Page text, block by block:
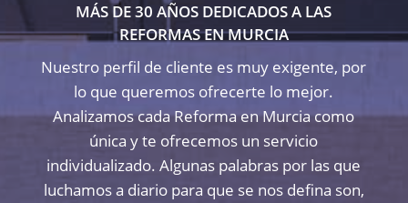
MÁS DE 30 AÑOS DEDICADOS A LAS
REFORMAS EN MURCIA
Nuestro perfil de cliente es muy exigente, por
lo que queremos ofrecerte lo mejor.
Analizamos cada Reforma en Murcia como
única y te ofrecemos un servicio
individualizado. Algunas palabras por las que
luchamos a diario para que se nos defina son,